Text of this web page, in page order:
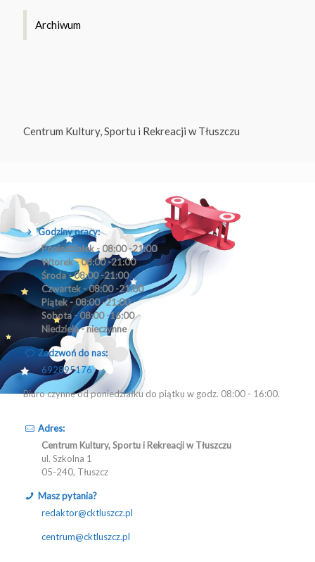
Archiwum
Centrum Kultury, Sportu i Rekreacji w Tłuszczu
Godziny pracy:
Poniedziałek - 08:00 -21:00
Wtorek - 08:00 -21:00
Środa - 08:00 -21:00
Czwartek - 08:00 -21:00
Piątek - 08:00 -21:00
Sobota - 08:00 -16:00
Niedziela - nieczynne
Zadzwoń do nas:
692895176
Biuro czynne od poniedziałku do piątku w godz. 08:00 - 16:00.
Adres:
Centrum Kultury, Sportu i Rekreacji w Tłuszczu
ul. Szkolna 1
05-240, Tłuszcz
Masz pytania?
redaktor@cktluszcz.pl
centrum@cktluszcz.pl